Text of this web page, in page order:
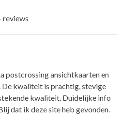
reviews
postcrossing ansichtkaarten en
kwaliteit is prachtig, stevige
kwaliteit. Duidelijke info
dat ik deze site heb gevonden.